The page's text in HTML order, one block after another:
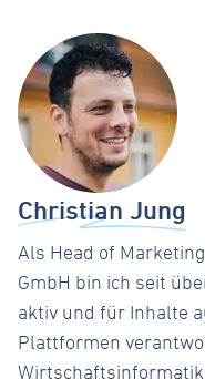
Christian Jung
Als Head of
GmbH bin ich seit
aktiv und für Inhalte
Plattformen